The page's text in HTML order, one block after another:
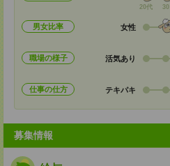
20代 30
男女比率 女性
職場の様子 活気あり
仕事の仕方 テキパキ
募集情報